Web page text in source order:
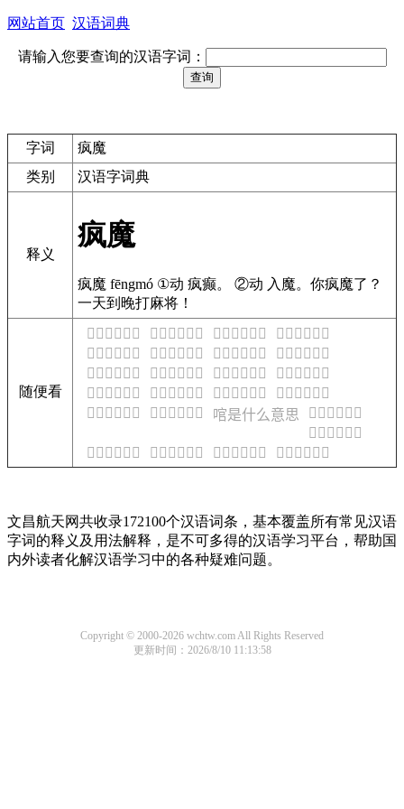
网站首页 汉语词典
请输入您要查询的汉语字词：
字词
疯魔
类别
汉语字词典
释义
疯魔
疯魔 fēngmó ①动 疯癫。 ②动 入魔。你疯魔了？
一天到晚打麻将！
随便看
𠴖是什么意思 𠴗是什么意思 𠴘是什么意思
𠴙是什么意思
𠴚是什么意思
𠴛是什么意思 𠴜是什么意思
𠴝是什么意思
𠴞是什么意思
𠴟是什么意思 𠴠是什么意思
𠴡是什么意思
𠴢是什么意思
𠴣是什么意思 𠴤是什么意思
𠴥是什么意思
𠴦是什么意思
𠴧是什么意思 𠴨是什么意思
𠴩是什么意思
𠴪是什么意思
𠴫是什么意思
𠴬是什么意思 𠴭是什么意思 𠴮是什么意思
文昌航天网共收录172100个汉语词条，基本覆盖所有常见汉语
字词的释义及用法解释，是不可多得的汉语学习平台，帮助国
内外读者化解汉语学习中的各种疑难问题。
Copyright © 2000-2026 wchtw.com All Rights Reserved
更新时间：2026/8/10 11:13:58